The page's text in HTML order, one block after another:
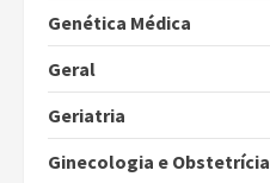
Genética Médica
Geral
Geriatria
Ginecologia e Obstetrícia